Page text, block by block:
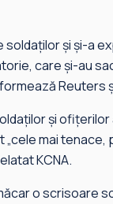
soldaţilor şi şi-a
care şi-au
Reuters
şi
„cele mai
KCNA.
o scrisoare